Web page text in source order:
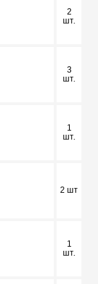
2
шт.
3
шт.
1
шт.
2 шт
1
шт.